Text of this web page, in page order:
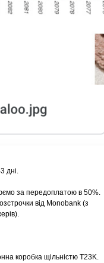
дні.
за передоплатою в 50%.
від Monobank (з
коробка щільністю T23K.